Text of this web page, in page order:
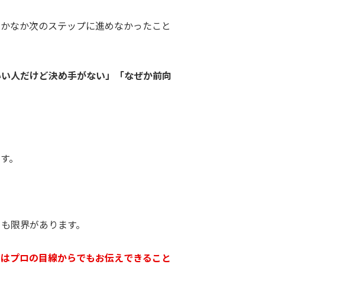
なか次のステップに進めなかったこと
い人だけど決め手がない」「なぜか前向
。
限界があります。
プロの目線からでもお伝えできること